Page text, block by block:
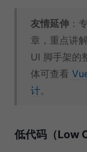
友情延伸 ：
章，重点讲
UI 脚手架的
体可查看
计。
低代码（Low